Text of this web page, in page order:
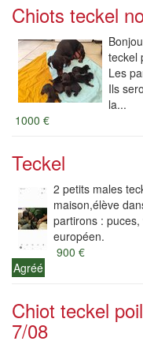
Chiots teckel
teckel
Les
Ils
la...
1000 €
Teckel
2 petits males
maison,élève
partirons :
européen.
900 €
Agréé
Chiot teckel
7/08